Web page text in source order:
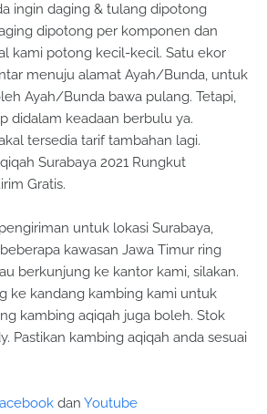
ingin daging & tulang dipotong
dipotong per komponen dan
kami potong kecil-kecil. Satu ekor
menuju alamat Ayah/Bunda, untuk
Ayah/Bunda bawa pulang. Tetapi,
didalam keadaan berbulu ya.
tersedia tarif tambahan lagi.
Surabaya 2021 Rungkut
Gratis.
untuk lokasi Surabaya,
kawasan Jawa Timur ring
berkunjung ke kantor kami, silakan.
ke kandang kambing kami untuk
kambing aqiqah juga boleh. Stok
Pastikan kambing aqiqah anda sesuai
dan Youtube